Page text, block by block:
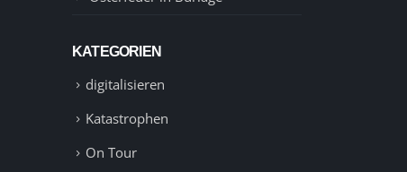
KATEGORIEN
digitalisieren
Katastrophen
On Tour